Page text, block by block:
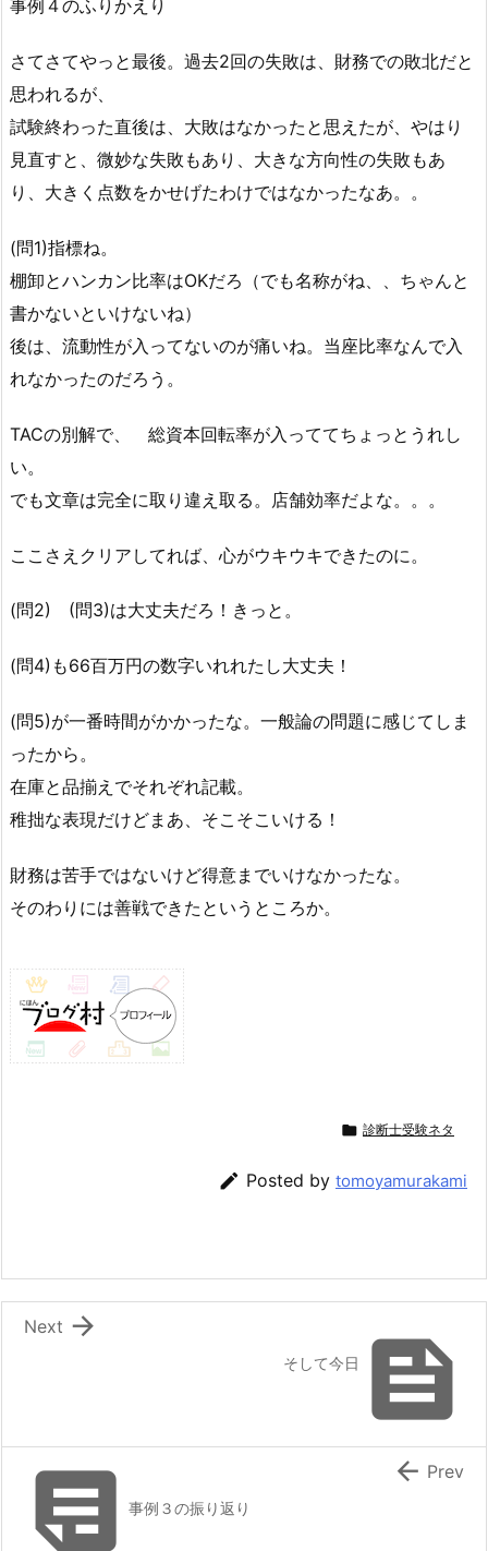
事例４のふりかえり
さてさてやっと最後。過去2回の失敗は、財務での敗北だと
思われるが、
試験終わった直後は、大敗はなかったと思えたが、やはり
見直すと、微妙な失敗もあり、大きな方向性の失敗もあ
り、大きく点数をかせげたわけではなかったなあ。。
(問1)指標ね。
棚卸とハンカン比率はOKだろ（でも名称がね、、ちゃんと
書かないといけないね）
後は、流動性が入ってないのが痛いね。当座比率なんで入
れなかったのだろう。
TACの別解で、 総資本回転率が入っててちょっとうれし
い。
でも文章は完全に取り違え取る。店舗効率だよな。。。
ここさえクリアしてれば、心がウキウキできたのに。
(問2) (問3)は大丈夫だろ！きっと。
(問4)も66百万円の数字いれれたし大丈夫！
(問5)が一番時間がかかったな。一般論の問題に感じてしま
ったから。
在庫と品揃えでそれぞれ記載。
稚拙な表現だけどまあ、そこそこいける！
財務は苦手ではないけど得意までいけなかったな。
そのわりには善戦できたというところか。
 診断士受験ネタ
 Posted by tomoyamurakami

そして今日

Next
事例３の振り返り
 Prev